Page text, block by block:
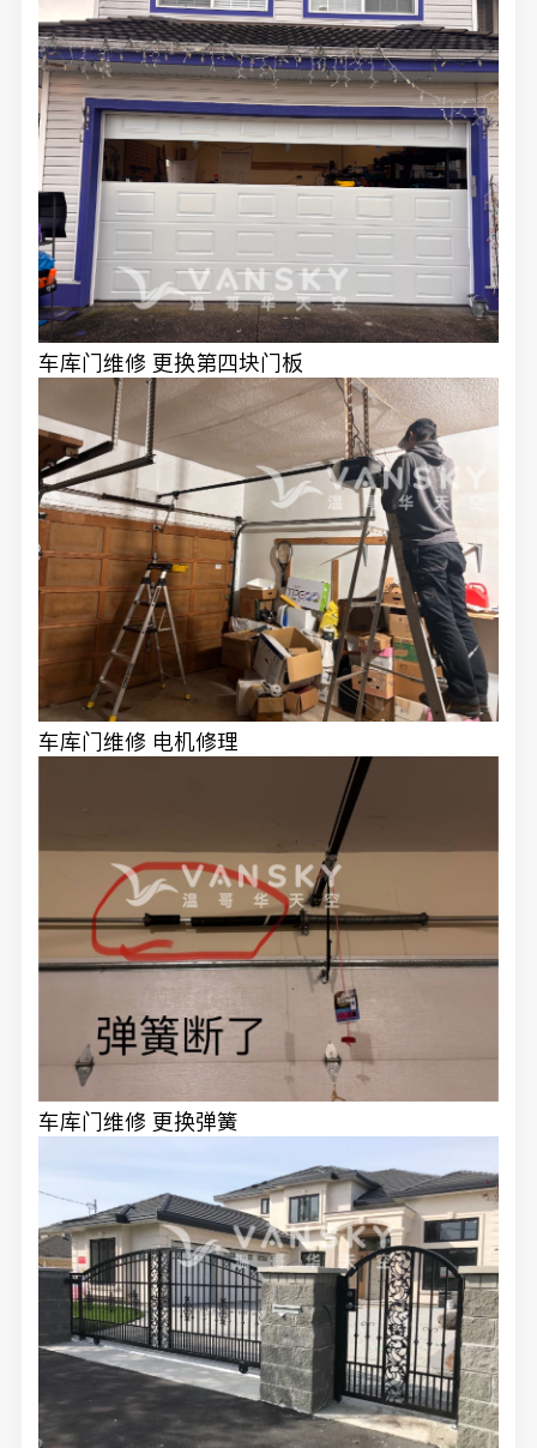
车库门维修 更换第四块门板
车库门维修 电机修理
车库门维修 更换弹簧